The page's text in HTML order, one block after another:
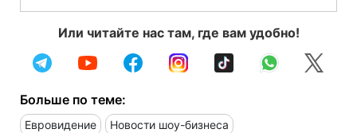
Или читайте нас там, где вам удобно!
Больше по теме:
Евровидение Новости шоу-бизнеса